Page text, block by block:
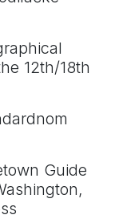
12th/18th
Guide